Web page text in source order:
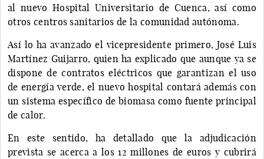
al nuevo Hospital Universitario de Cuenca, así como
otros centros sanitarios de la comunidad autónoma.
Así lo ha avanzado el vicepresidente primero, José Luis
Martínez Guijarro, quien ha explicado que aunque ya se
dispone de contratos eléctricos que garantizan el uso
de energía verde, el nuevo hospital contará además con
un sistema específico de biomasa como fuente principal
de calor.
En este sentido, ha detallado que la adjudicación
prevista se acerca a los 12 millones de euros y cubrirá